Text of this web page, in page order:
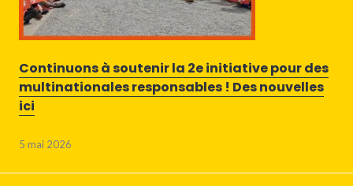
Continuons à soutenir la 2e initiative pour des
multinationales responsables ! Des nouvelles
ici
5 mai 2026